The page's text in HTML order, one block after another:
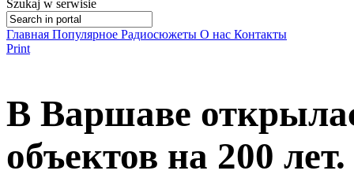
Szukaj w serwisie
Главная Популярное Радиосюжеты О нас Контакты
Print
В Варшаве
объектов на 200